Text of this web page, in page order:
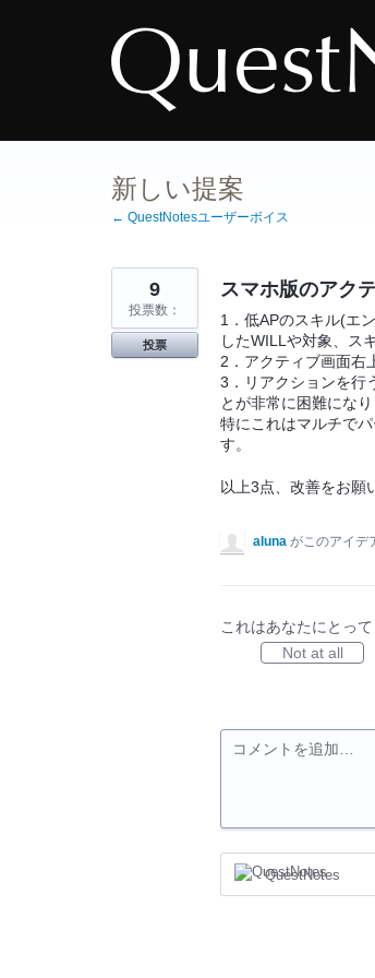
ッ
新しい提案
← QuestNotesユーザーボイス
スマホ版のアク
1．低APのスキル(エ
したWILLや対象、ス
2．アクティブ画面右
3．リアクションを行
とが非常に困難になり
特にこれはマルチで
す。
以上3点、改善をお願
9
投票数：
投票
aluna がこのアイデ
これはあなたにとっ
Not at all
コメントを追加…
QuestNotes